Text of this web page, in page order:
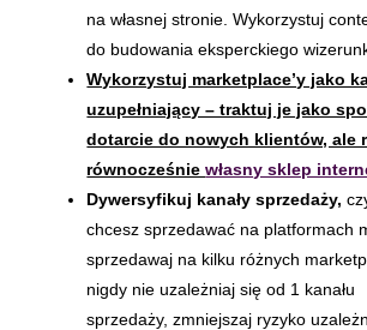
na własnej stronie. Wykorzystuj
do budowania eksperckiego
Wykorzystuj marketplace’y jako
uzupełniający – traktuj je jako
dotarcie do nowych klientów, ale
równocześniewłasny sklep
Dywersyfikuj kanały sprzedaży,
chcesz sprzedawać na platformach
sprzedawaj na kilku różnych
nigdy nie uzależniaj się od 1 kanału
sprzedaży, zmniejszaj ryzyko